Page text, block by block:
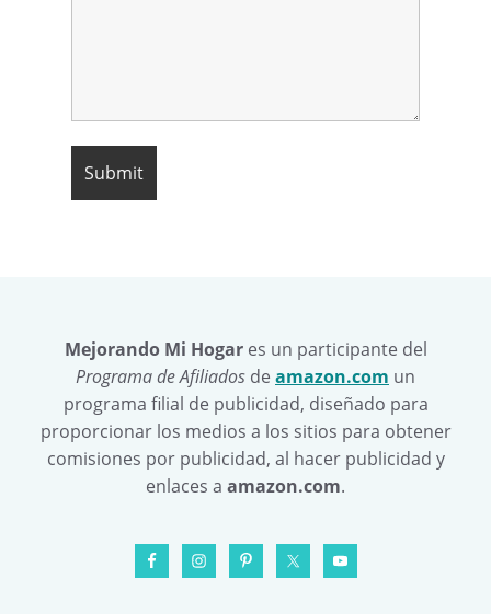
Mejorando Mi Hogares un participante del
Programa de Afiliados de amazon.com un
programa filial de publicidad, diseñado para
proporcionar los medios a los sitios para obtener
comisiones por publicidad, al hacer publicidad y
enlaces a amazon.com.